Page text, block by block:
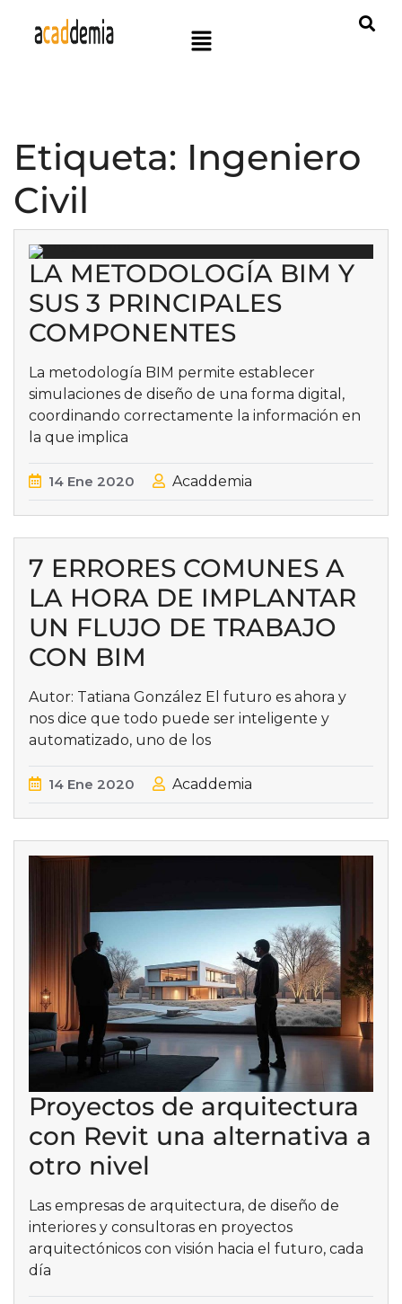
Etiqueta: Ingeniero
Civil
LA METODOLOGÍA BIM Y
SUS 3 PRINCIPALES
COMPONENTES
La metodología BIM permite establecer
simulaciones de diseño de una forma digital,
coordinando correctamente la información en
la que implica
14 Ene 2020 Acaddemia
7 ERRORES COMUNES A
LA HORA DE IMPLANTAR
UN FLUJO DE TRABAJO
CON BIM
Autor: Tatiana González El futuro es ahora y
nos dice que todo puede ser inteligente y
automatizado, uno de los
14 Ene 2020 Acaddemia
Proyectos de arquitectura
con Revit una alternativa a
otro nivel
Las empresas de arquitectura, de diseño de
interiores y consultoras en proyectos
arquitectónicos con visión hacia el futuro, cada
día